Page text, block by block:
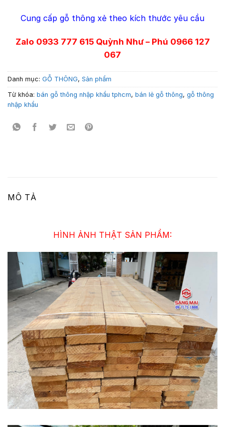
Cung cấp gỗ thông xẻ theo kích thước yêu cầu
Zalo 0933 777 615 Quỳnh Như – Phú 0966 127
067
Danh mục: GỖ THÔNG, Sản phẩm
Từ khóa: bán gỗ thông nhập khẩu tphcm, bán lẻ gỗ thông, gỗ thông
nhập khẩu
MÔ TẢ
HÌNH ẢNH THẬT SẢN PHẨM: